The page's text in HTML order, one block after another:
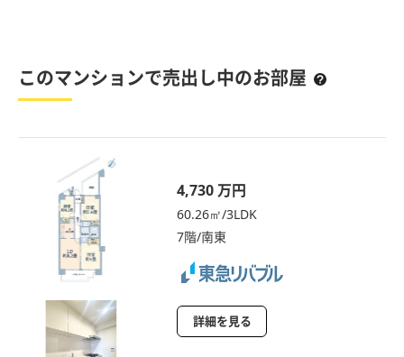
このマンションで売出し中のお部屋
4,730 万円
60.26㎡/3LDK
7階/南東
詳細を見る